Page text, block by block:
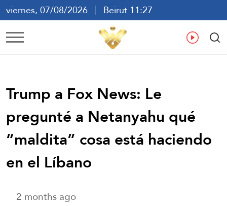
viernes, 07/08/2026
Beirut 11:27
ع En
Trump a Fox News: Le
pregunté a Netanyahu qué
“maldita” cosa está haciendo
en el Líbano
2 months ago